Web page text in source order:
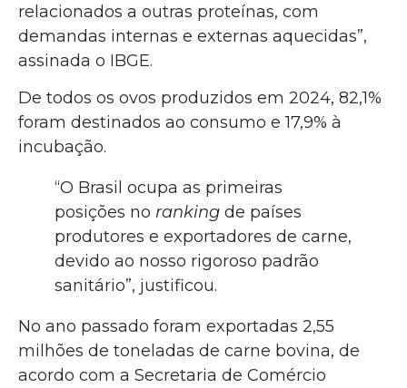
relacionados a outras proteínas, com
demandas internas e externas aquecidas”,
assinada o IBGE.
De todos os ovos produzidos em 2024, 82,1%
foram destinados ao consumo e 17,9% à
incubação.
“O Brasil ocupa as primeiras
posições no ranking de países
produtores e exportadores de carne,
devido ao nosso rigoroso padrão
sanitário”, justificou.
No ano passado foram exportadas 2,55
milhões de toneladas de carne bovina, de
acordo com a Secretaria de Comércio